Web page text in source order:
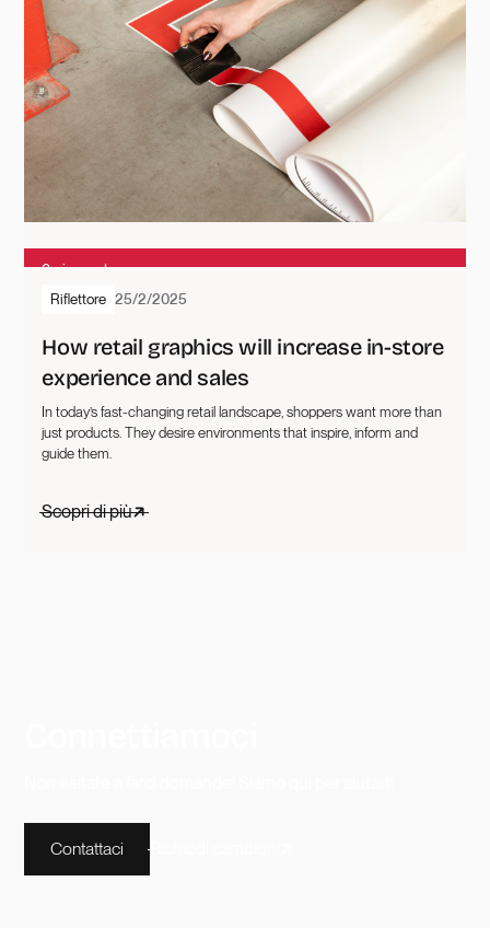
2min read
Riflettore 25/2/2025
How retail graphics will increase in-store
experience and sales
In today’s fast-changing retail landscape, shoppers want more than
just products. They desire environments that inspire, inform and
guide them.
Scopri di più
Contattaci